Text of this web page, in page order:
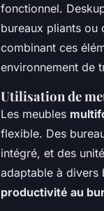
fonctionnel.
bureaux pliants ou
combinant ces
environnement de
Utilisation de
Les meubles
flexible. Des
intégré, et des
adaptable à divers
productivité au